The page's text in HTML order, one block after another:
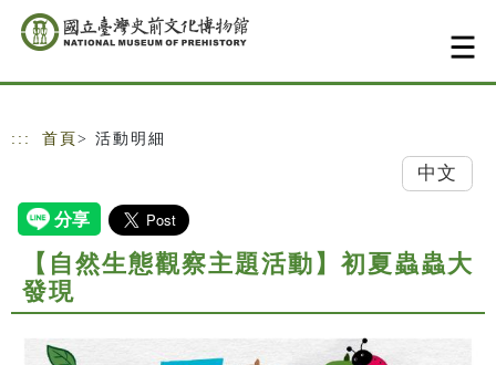
跳到主要內容
網站導覽
::: 首頁 > 活動明細
中文
【自然生態觀察主題活動】初夏蟲蟲大
發現